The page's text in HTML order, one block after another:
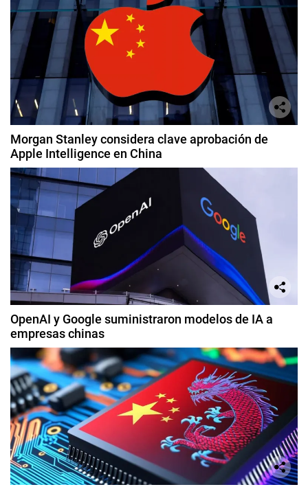
Morgan Stanley considera clave aprobación de
Apple Intelligence en China
OpenAI y Google suministraron modelos de IA a
empresas chinas